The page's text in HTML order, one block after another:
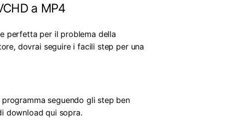
a MP4
perfetta per il problema della
dovrai seguire i facili step per una
seguendo gli step ben
download qui sopra.